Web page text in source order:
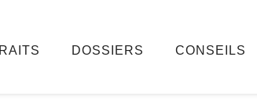
DOSSIERS CONSEILS